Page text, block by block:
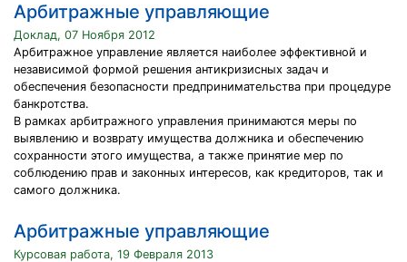
Арбитражные управляющие
Доклад, 07 Ноября 2012
Арбитражное управление является наиболее эффективной и
независимой формой решения антикризисных задач и
обеспечения безопасности предпринимательства при процедуре
банкротства.
В рамках арбитражного управления принимаются меры по
выявлению и возврату имущества должника и обеспечению
сохранности этого имущества, а также принятие мер по
соблюдению прав и законных интересов, как кредиторов, так и
самого должника.
Арбитражные управляющие
Курсовая работа, 19 Февраля 2013